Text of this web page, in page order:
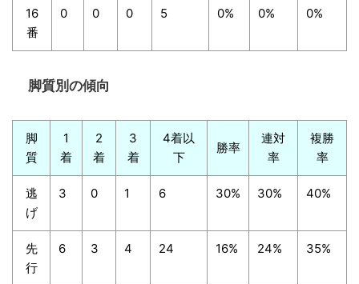
16
番
0 0 0 5 0% 0% 0%
脚質別の傾向
脚
質
1
着
2
着
3
着
4着以
下
勝率
連対
率
複勝
率
逃
げ
3 0 1 6 30% 30% 40%
先
行
6 3 4 24 16% 24% 35%